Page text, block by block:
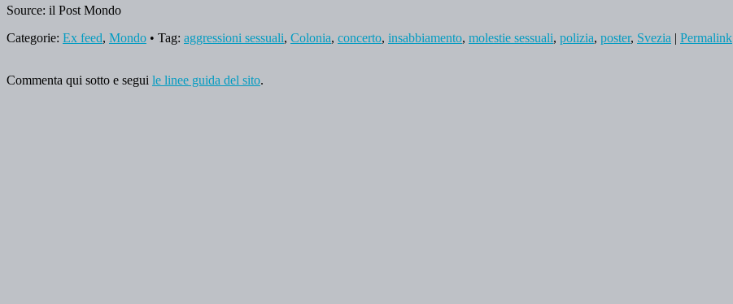
Source: il Post Mondo
Categorie: Ex feed, Mondo • Tag: aggressioni sessuali, Colonia, concerto, insabbiamento, molestie sessuali, polizia, poster, Svezia | Permalink
Commenta qui sotto e segui le linee guida del sito.